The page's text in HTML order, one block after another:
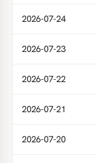
2026-07-24
2026-07-23
2026-07-22
2026-07-21
2026-07-20